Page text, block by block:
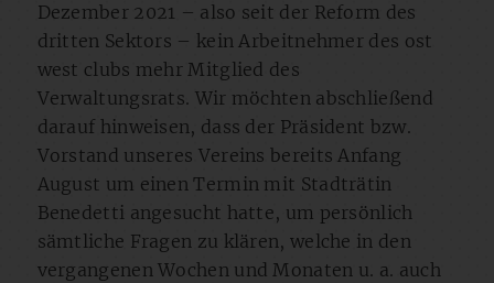
Dezember 2021 – also seit der Reform des
dritten Sektors – kein Arbeitnehmer des ost
west clubs mehr Mitglied des
Verwaltungsrats. Wir möchten abschließend
darauf hinweisen, dass der Präsident bzw.
Vorstand unseres Vereins bereits Anfang
August um einen Termin mit Stadträtin
Benedetti angesucht hatte, um persönlich
sämtliche Fragen zu klären, welche in den
vergangenen Wochen und Monaten u. a. auch